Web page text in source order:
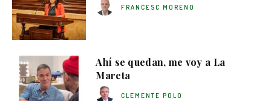
FRANCESC MORENO
Ahí se quedan, me voy a La
Mareta
CLEMENTE POLO